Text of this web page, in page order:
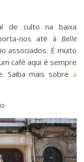
de culto na baixa
nos até à Belle
associados. É muito
café aqui é sempre
Saiba mais sobre a